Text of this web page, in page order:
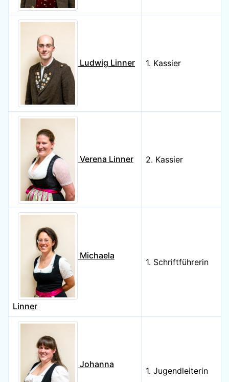
Ludwig Linner 1. Kassier
Verena Linner 2. Kassier
Michaela
Linner
1. Schriftführerin
Johanna
1. Jugendleiterin